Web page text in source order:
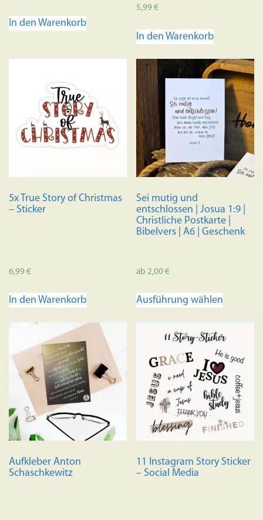
In den Warenkorb
Bewertet mit
5,99€
In den Warenkorb
5x True Story of Christmas
– Sticker
6,99€
In den Warenkorb
Sei mutig und
entschlossen | Josua 1:9 |
Christliche Postkarte |
Bibelvers | A6 | Geschenk
ab2,00€
Ausführung wählen
mehrere
auf.
Die
können
auf
gewählt
Aufkleber Anton
Schaschkewitz
11 Instagram Story Sticker
– Social Media